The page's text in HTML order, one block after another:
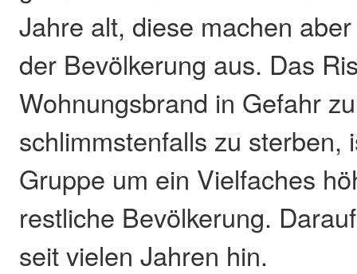
Jahre alt, diese machen
der Bevölkerung aus. Das
Wohnungsbrand in Gefahr
schlimmstenfalls zu sterben,
Gruppe um ein Vielfaches
restliche Bevölkerung.
seit vielen Jahren hin.